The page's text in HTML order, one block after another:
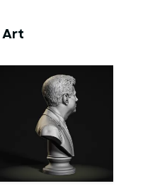
Art